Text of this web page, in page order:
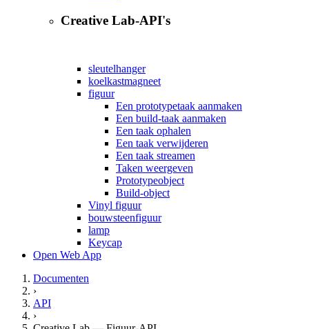
Creative Lab-API's
sleutelhanger
koelkastmagneet
figuur
Een prototypetaak aanmaken
Een build-taak aanmaken
Een taak ophalen
Een taak verwijderen
Een taak streamen
Taken weergeven
Prototypeobject
Build-object
Vinyl figuur
bouwsteenfiguur
lamp
Keycap
Open Web App
Documenten
›
API
›